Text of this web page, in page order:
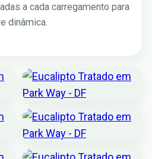
a cada carregamento para
dinâmica.